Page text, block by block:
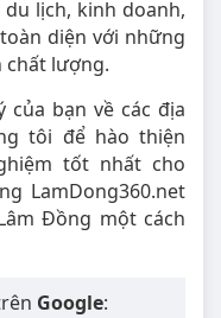
lịch, kinh doanh,
diện với những
chất lượng.
của bạn về các địa
tôi để hào thiện
tốt nhất cho
LamDong360.net
Đồng một cách
Google: